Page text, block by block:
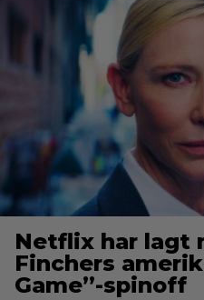
Netflix har lagt
Finchers
Game”-spinoff